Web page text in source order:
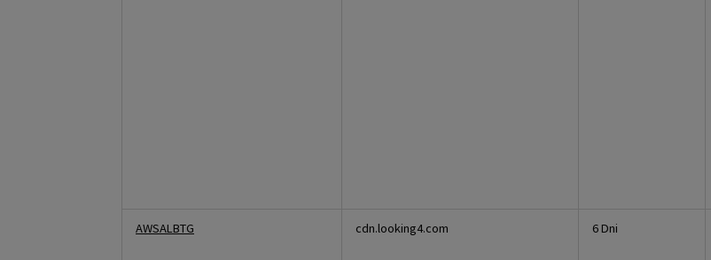
AWSALBTG cdn.looking4.com 6 Dni